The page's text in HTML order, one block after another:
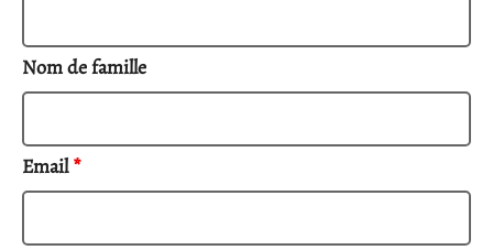
Nom de famille
Email*